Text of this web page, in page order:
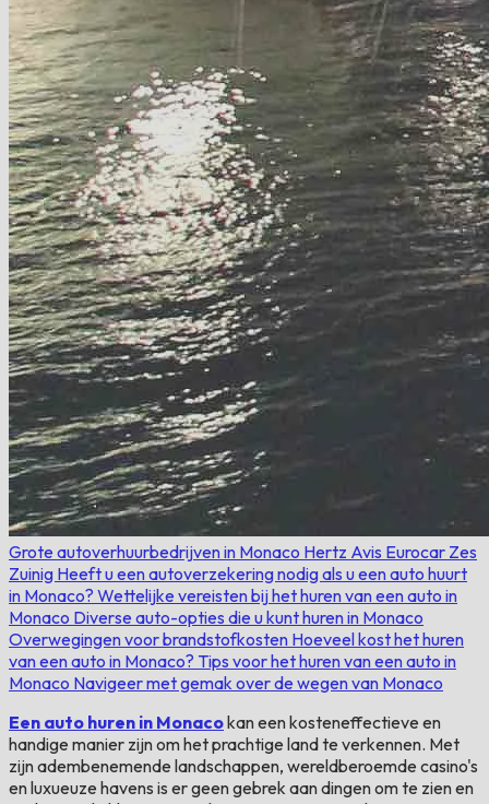
Grote autoverhuurbedrijven in Monaco Hertz Avis Eurocar Zes
Zuinig Heeft u een autoverzekering nodig als u een auto huurt
in Monaco? Wettelijke vereisten bij het huren van een auto in
Monaco Diverse auto-opties die u kunt huren in Monaco
Overwegingen voor brandstofkosten Hoeveel kost het huren
van een auto in Monaco? Tips voor het huren van een auto in
Monaco Navigeer met gemak over de wegen van Monaco
Een auto huren in Monacokan een kosteneffectieve en
handige manier zijn om het prachtige land te verkennen. Met
zijn adembenemende landschappen, wereldberoemde casino's
en luxueuze havens is er geen gebrek aan dingen om te zien en